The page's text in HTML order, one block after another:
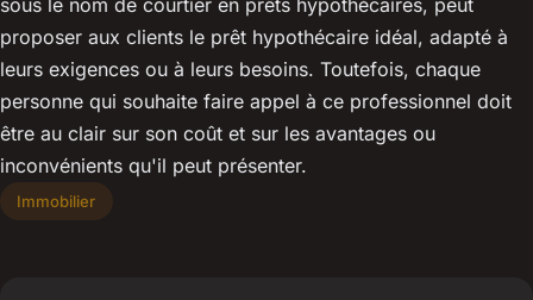
sous le nom de courtier en prêts hypothécaires, peut
proposer aux clients le prêt hypothécaire idéal, adapté à
leurs exigences ou à leurs besoins. Toutefois, chaque
personne qui souhaite faire appel à ce professionnel doit
être au clair sur son coût et sur les avantages ou
inconvénients qu'il peut présenter.
Immobilier